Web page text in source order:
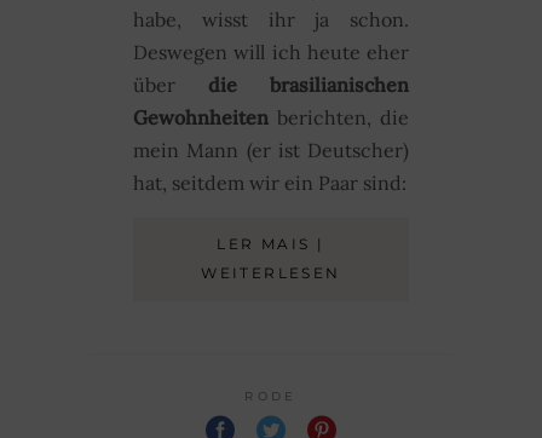
habe, wisst ihr ja schon.
Deswegen will ich heute eher
über die brasilianischen
Gewohnheiten berichten, die
mein Mann (er ist Deutscher)
hat, seitdem wir ein Paar sind:
LER MAIS |
WEITERLESEN
RODE